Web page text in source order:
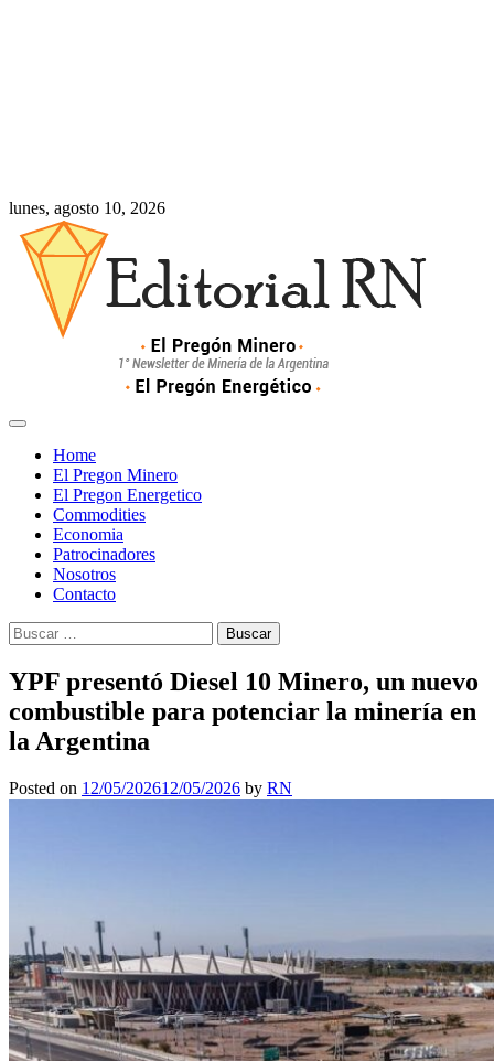
lunes, agosto 10, 2026
Home
El Pregon Minero
El Pregon Energetico
Commodities
Economia
Patrocinadores
Nosotros
Contacto
Buscar:
YPF presentó Diesel 10 Minero, un nuevo
combustible para potenciar la minería en
la Argentina
Posted on 12/05/202612/05/2026 by RN